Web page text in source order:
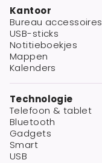
Kantoor
Bureau accessoires
USB-sticks
Notitieboekjes
Mappen
Kalenders
Technologie
Telefoon & tablet
Bluetooth
Gadgets
Smart
USB